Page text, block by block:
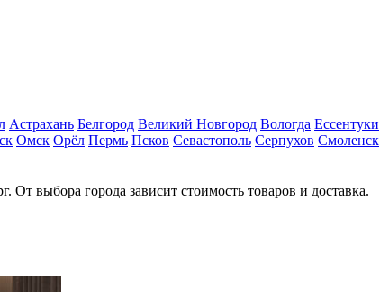
Астрахань Белгород Великий Новгород Вологда Ессентуки
Омск Орёл Пермь Псков Севастополь Серпухов Смоленск
. От выбора города зависит стоимость товаров и доставка.